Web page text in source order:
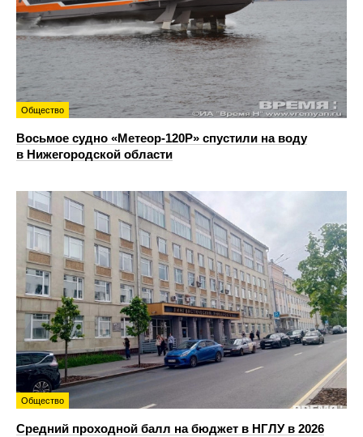
Общество
Восьмое судно «Метеор-120Р» спустили на воду
в Нижегородской области
Общество
Средний проходной балл на бюджет в НГЛУ в 2026